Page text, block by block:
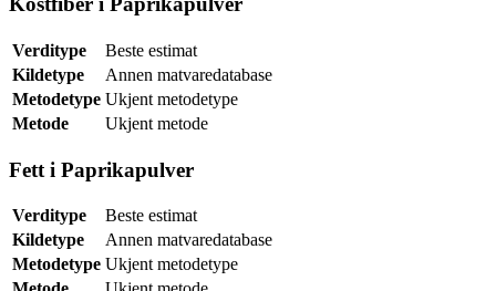
Verditype
Beste estimat
Kildetype
Annen matvaredatabase
Metodetype Ukjent metodetype
Metode
Ukjent metode
Fett i Paprikapulver
Verditype
Beste estimat
Kildetype
Annen matvaredatabase
Metodetype Ukjent metodetype